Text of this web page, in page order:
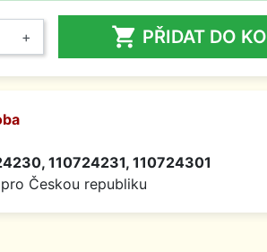
+  PŘIDAT DO
110724231, 110724301
Českou republiku